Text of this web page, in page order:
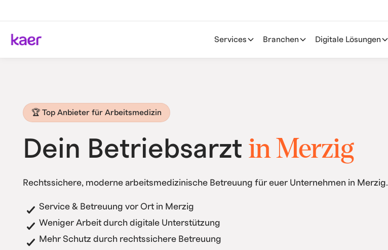
Services Branchen Digitale Lösungen
🏆 Top Anbieter für Arbeitsmedizin
Dein Betriebsarztin Merzig
Rechtssichere, moderne arbeitsmedizinische Betreuung für euer Unternehmen in Merzig.
Service & Betreuung vor Ort in Merzig
Weniger Arbeit durch digitale Unterstützung
Mehr Schutz durch rechtssichere Betreuung